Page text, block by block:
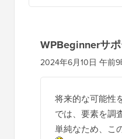
WPBeginnerサ
2024年6月10日 午前9
将来的な可能性
では、要素を調
単純なため、こ